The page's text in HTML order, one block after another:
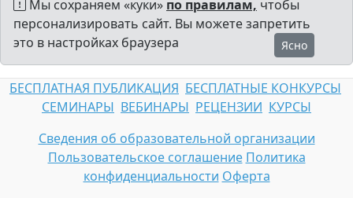
Мы сохраняем «куки» по правилам, чтобы
персонализировать сайт. Вы можете запретить
это в настройках браузера
Ясно
БЕСПЛАТНАЯ ПУБЛИКАЦИЯ БЕСПЛАТНЫЕ КОНКУРСЫ
СЕМИНАРЫ ВЕБИНАРЫ РЕЦЕНЗИИ КУРСЫ
Сведения об образовательной организации
Пользовательское соглашение Политика
конфиденциальности Оферта